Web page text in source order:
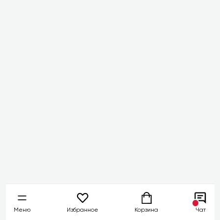
Меню Избранное Корзина Чат